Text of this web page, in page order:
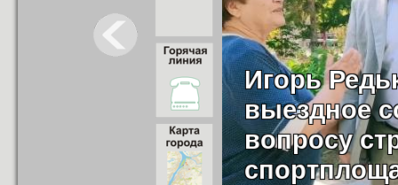
Игорь
выездное
вопросу